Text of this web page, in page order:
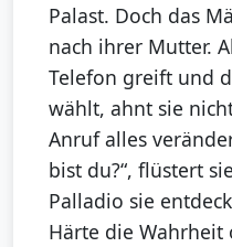
Palast. Doch das
nach ihrer Mutter.
Telefon greift und
wählt, ahnt sie
Anruf alles
bist du?“, flüstert
Palladio sie
Härte die Wahrheit